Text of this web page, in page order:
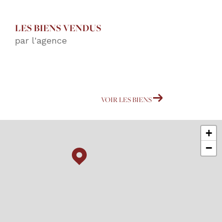
LES BIENS VENDUS
par l'agence
VOIR LES BIENS
+
−